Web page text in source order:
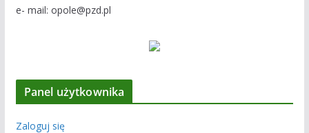
e- mail: opole@pzd.pl
Panel użytkownika
Zaloguj się